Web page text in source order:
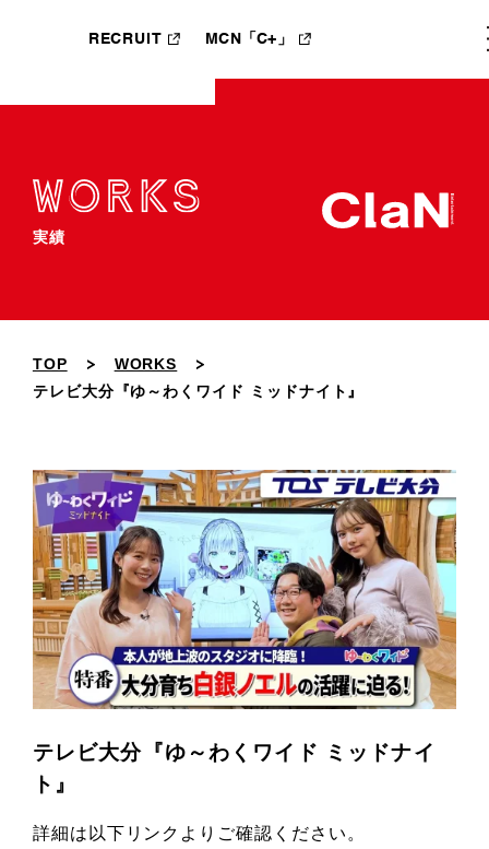
RECRUIT MCN「C+」
実績
TOP
WORKS
テレビ大分『ゆ～わくワイド ミッドナイト』
テレビ大分『ゆ～わくワイド ミッドナイ
ト』
詳細は以下リンクよりご確認ください。